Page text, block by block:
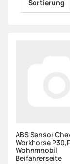
Sortierung
ABS Sensor
Workhorse
Wohnmnobil
Beifahrerseite